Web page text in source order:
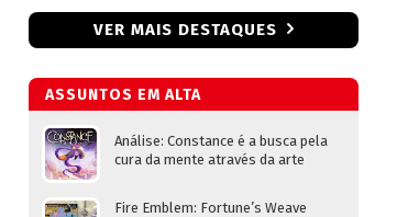
VER MAIS DESTAQUES
ASSUNTOS EM ALTA
Análise: Constance é a busca pela
cura da mente através da arte
Fire Emblem: Fortune’s Weave